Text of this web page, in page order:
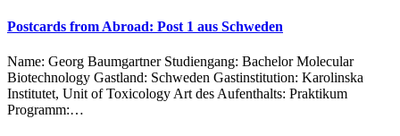
Postcards from Abroad: Post 1 aus Schweden
Name: Georg Baumgartner Studiengang: Bachelor Molecular
Biotechnology Gastland: Schweden Gastinstitution: Karolinska
Institutet, Unit of Toxicology Art des Aufenthalts: Praktikum
Programm:…